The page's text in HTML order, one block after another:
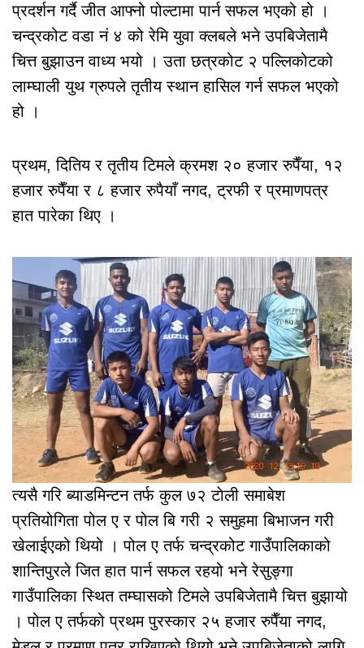
प्रदर्शन गर्दै जीत आफ्नो पोल्टामा पार्न सफल भएको हो ।
चन्द्रकोट वडा नं ४ को रेमि युवा क्लबले भने उपबिजेतामै
चित्त बुझाउन वाध्य भयो । उता छत्रकोट २ पल्लिकोटको
लाम्घाली युथ ग्रुपले तृतीय स्थान हासिल गर्न सफल भएको
हो ।
प्रथम, दितिय र तृतीय टिमले क्रमश २० हजार रुपैँया, १२
हजार रुपैँया र ८ हजार रुपैयाँ नगद, ट्रफी र प्रमाणपत्र
हात पारेका थिए ।
त्यसै गरि ब्याडमिन्टन तर्फ कुल ७२ टाेली समाबेश
प्रतियोगिता पोल ए र पोल बि गरी २ समुहमा बिभाजन गरी
खेलाईएको थियो । पोल ए तर्फ चन्द्रकोट गाउँपालिकाको
शान्तिपुरले जित हात पार्न सफल रहयो भने रेसुङ्गा
गाउँपालिका स्थित तम्घासको टिमले उपबिजेतामै चित्त बुझायो
। पोल ए तर्फको प्रथम पुरस्कार २५ हजार रुपैँया नगद,